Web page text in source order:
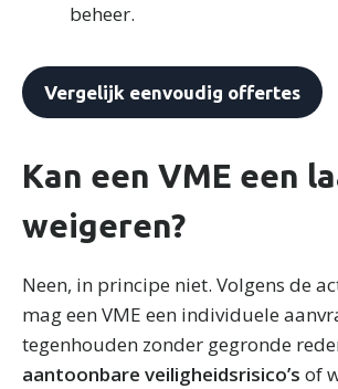
beheer.
Vergelijk eenvoudig offertes
Kan een VME een
weigeren?
Neen, in principe niet. Volgens de
mag een VME een individuele
tegenhouden zonder gegronde
aantoonbare veiligheidsrisico’s of